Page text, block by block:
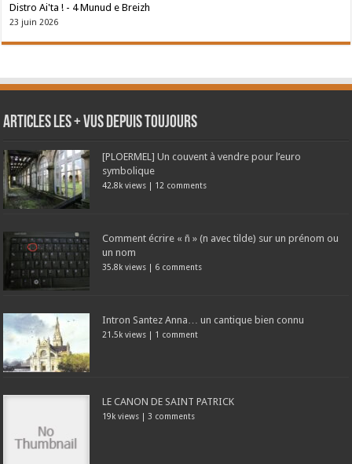
Distro Ai'ta ! - 4 Munud e Breizh
23 juin 2026
Articles les + vus depuis toujours
[PLOERMEL] Un couvent à vendre pour l’euro
symbolique
42.8k views | 12 comments
Comment écrire « ñ » (n avec tilde) sur un prénom ou
un nom
35.8k views | 6 comments
Intron Santez Anna… un cantique bien connu
21.5k views | 1 comment
LE CANON DE SAINT PATRICK
19k views | 3 comments